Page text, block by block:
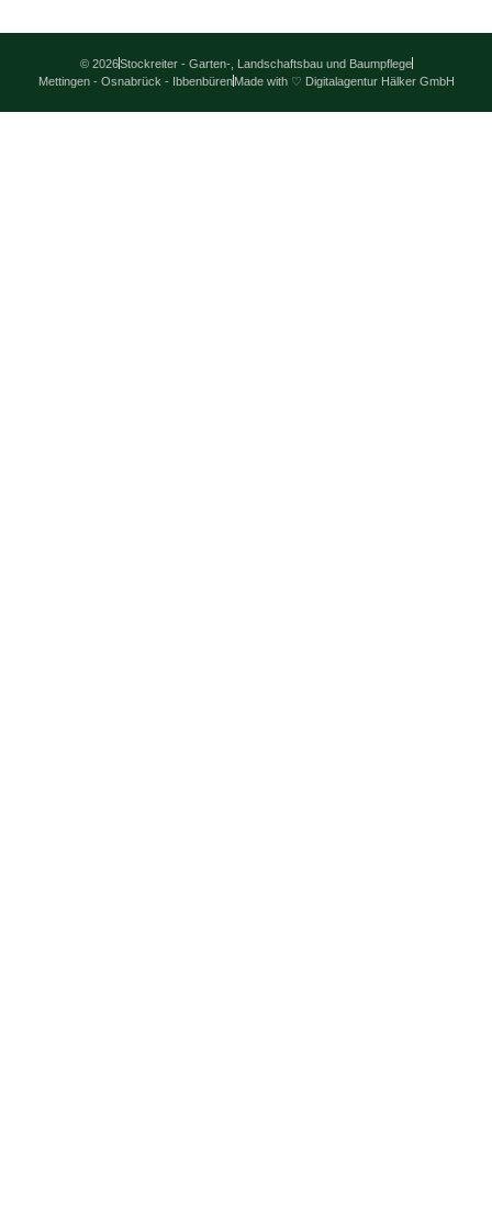
© 2026Stockreiter - Garten-, Landschaftsbau und Baumpflege
Mettingen - Osnabrück - Ibbenbüren Made with ♡ Digitalagentur Hälker GmbH